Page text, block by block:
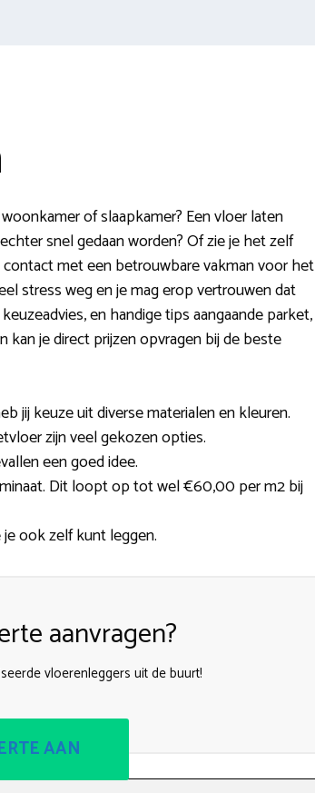
of slaapkamer? Een vloer laten
snel gedaan worden? Of zie je het zelf
met een betrouwbare vakman voor het
stress weg en je mag erop vertrouwen dat
en handige tips aangaande parket,
kan je direct prijzen opvragen bij de beste
jij keuze uit diverse materialen en kleuren.
zijn veel gekozen opties.
een goed idee.
Dit loopt op tot wel €60,00 per m2 bij
ook zelf kunt leggen.
aanvragen?
vloerenleggers uit de buurt!
AAN